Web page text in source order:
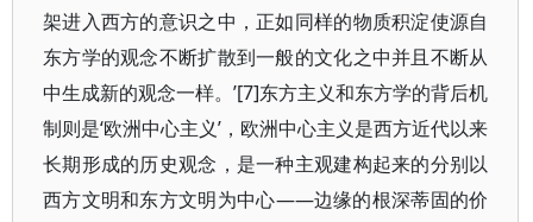
架进入西方的意识之中，正如同样的物质积淀使源自
东方学的观念不断扩散到一般的文化之中并且不断从
中生成新的观念一样。’[7]东方主义和东方学的背后机
制则是‘欧洲中心主义’，欧洲中心主义是西方近代以来
长期形成的历史观念，是一种主观建构起来的分别以
西方文明和东方文明为中心——边缘的根深蒂固的价